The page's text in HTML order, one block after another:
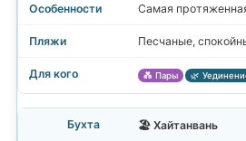
Самая
Песчаные,
💑 Пары 🌿
🏖️ Хайтанвань